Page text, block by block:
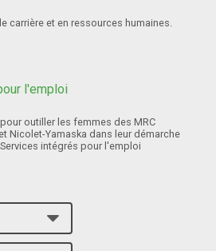
carrière et en ressources humaines.
outiller les femmes des MRC
Nicolet-Yamaska dans leur démarche
intégrés pour l'emploi